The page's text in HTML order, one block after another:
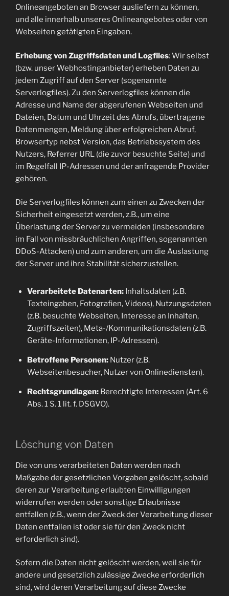
Onlineangeboten an Browser ausliefern zu können,
und alle innerhalb unseres Onlineangebotes oder von
Webseiten getätigten Eingaben.
Erhebung von Zugriffsdaten und Logfiles: Wir selbst
(bzw. unser Webhostinganbieter) erheben Daten zu
jedem Zugriff auf den Server (sogenannte
Serverlogfiles). Zu den Serverlogfiles können die
Adresse und Name der abgerufenen Webseiten und
Dateien, Datum und Uhrzeit des Abrufs, übertragene
Datenmengen, Meldung über erfolgreichen Abruf,
Browsertyp nebst Version, das Betriebssystem des
Nutzers, Referrer URL (die zuvor besuchte Seite) und
im Regelfall IP-Adressen und der anfragende Provider
gehören.
Die Serverlogfiles können zum einen zu Zwecken der
Sicherheit eingesetzt werden, z.B., um eine
Überlastung der Server zu vermeiden (insbesondere
im Fall von missbräuchlichen Angriffen, sogenannten
DDoS-Attacken) und zum anderen, um die Auslastung
der Server und ihre Stabilität sicherzustellen.
Verarbeitete Datenarten:Inhaltsdaten (z.B.
Texteingaben, Fotografien, Videos), Nutzungsdaten
(z.B. besuchte Webseiten, Interesse an Inhalten,
Zugriffszeiten), Meta-/Kommunikationsdaten (z.B.
Geräte-Informationen, IP-Adressen).
Betroffene Personen:Nutzer (z.B.
Webseitenbesucher, Nutzer von Onlinediensten).
Rechtsgrundlagen:Berechtigte Interessen (Art. 6
Abs. 1 S. 1 lit. f. DSGVO).
Löschung von Daten
Die von uns verarbeiteten Daten werden nach
Maßgabe der gesetzlichen Vorgaben gelöscht, sobald
deren zur Verarbeitung erlaubten Einwilligungen
widerrufen werden oder sonstige Erlaubnisse
entfallen (z.B., wenn der Zweck der Verarbeitung dieser
Daten entfallen ist oder sie für den Zweck nicht
erforderlich sind).
Sofern die Daten nicht gelöscht werden, weil sie für
andere und gesetzlich zulässige Zwecke erforderlich
sind, wird deren Verarbeitung auf diese Zwecke